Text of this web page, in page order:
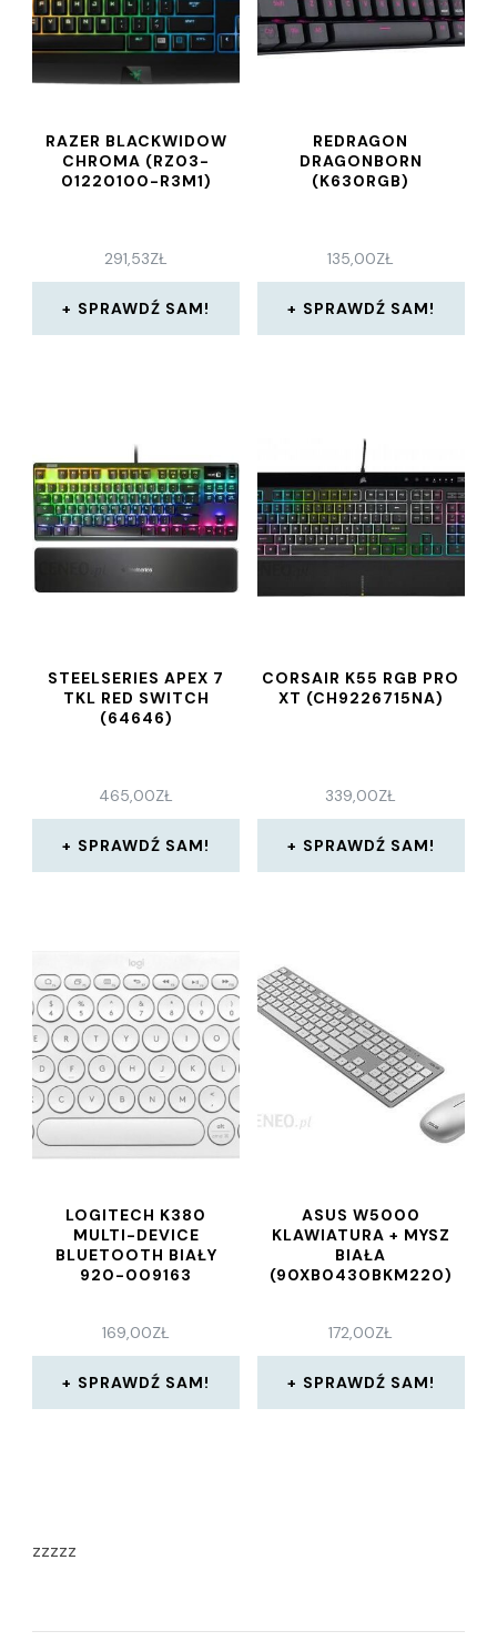
RAZER BLACKWIDOW
CHROMA (RZ03-
01220100-R3M1)
291,53ZŁ
SPRAWDŹ SAM!
REDRAGON
DRAGONBORN
(K630RGB)
135,00ZŁ
SPRAWDŹ SAM!
STEELSERIES APEX 7
TKL RED SWITCH
(64646)
465,00ZŁ
SPRAWDŹ SAM!
CORSAIR K55 RGB PRO
XT (CH9226715NA)
339,00ZŁ
SPRAWDŹ SAM!
LOGITECH K380
MULTI-DEVICE
BLUETOOTH BIAŁY
920-009163
169,00ZŁ
SPRAWDŹ SAM!
ASUS W5000
KLAWIATURA + MYSZ
BIAŁA
(90XB0430BKM220)
172,00ZŁ
SPRAWDŹ SAM!
zzzzz